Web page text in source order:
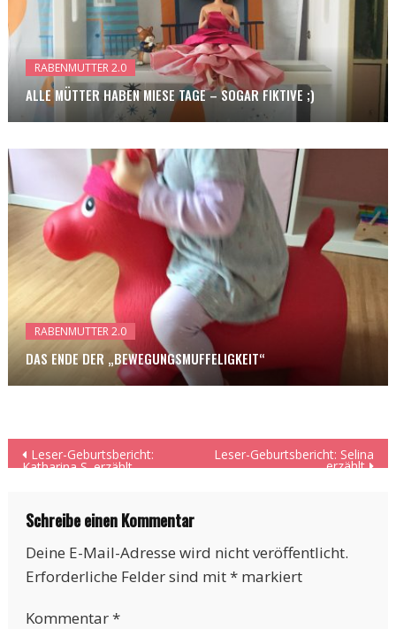
RABENMUTTER 2.0
ALLE MÜTTER HABEN MIESE TAGE – SOGAR FIKTIVE ;)
RABENMUTTER 2.0
DAS ENDE DER „BEWEGUNGSMUFFELIGKEIT“
Beitragsnavigation
Leser-Geburtsbericht:
Katharina S. erzählt
Leser-Geburtsbericht: Selina
erzählt
Schreibe einen Kommentar
Deine E-Mail-Adresse wird nicht veröffentlicht.
Erforderliche Felder sind mit*markiert
Kommentar*